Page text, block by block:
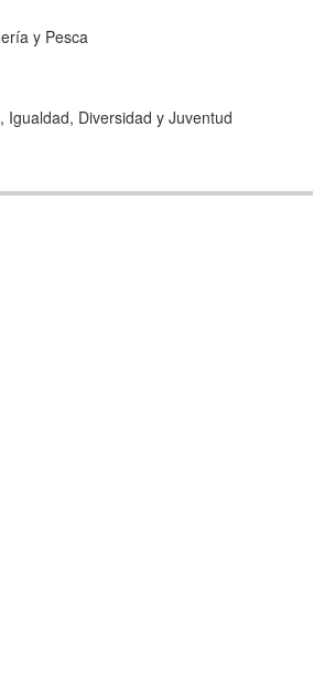
y Pesca
Igualdad, Diversidad y Juventud